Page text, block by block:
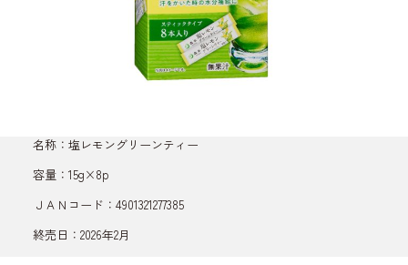
名称：塩レモングリーンティー
容量：15g×8p
ＪＡＮコード：4901321277385
終売日：2026年2月